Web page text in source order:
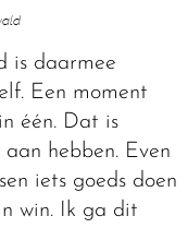
is daarmee
Een moment
één. Dat is
hebben. Even
iets goeds doen
win. Ik ga dit